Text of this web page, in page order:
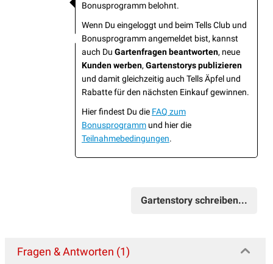
Bonusprogramm belohnt.
Wenn Du eingeloggt und beim Tells Club und
Bonusprogramm angemeldet bist, kannst
auch Du Gartenfragen beantworten, neue
Kunden werben, Gartenstorys publizieren
und damit gleichzeitig auch Tells Äpfel und
Rabatte für den nächsten Einkauf gewinnen.
Hier findest Du die FAQ zum
Bonusprogramm und hier die
Teilnahmebedingungen.
Gartenstory schreiben...
Fragen & Antworten (1)